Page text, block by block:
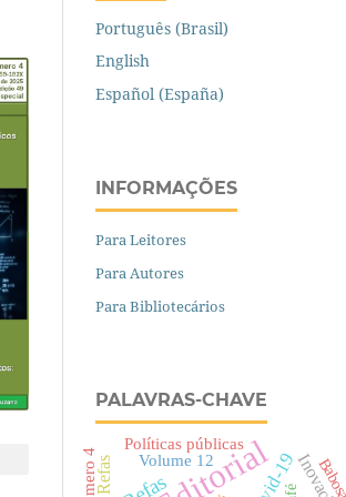
Português (Brasil)
English
Español (España)
INFORMAÇÕES
Para Leitores
Para Autores
Para Bibliotecários
PALAVRAS-CHAVE
Políticas públicas
Volume 12
Número 4 Babosa